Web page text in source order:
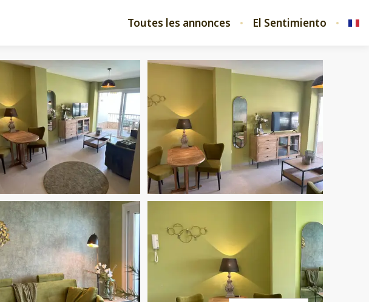
Toutes les annonces El Sentimiento